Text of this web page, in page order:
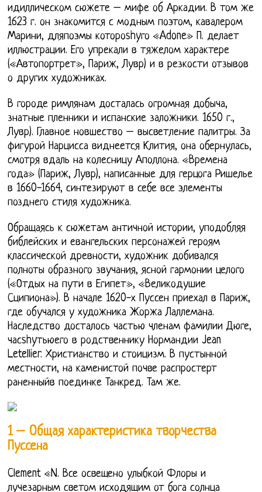
идиллическом сюжете – мифе об Аркадии. В том же
1623 г. он знакомится с модным поэтом, кавалером
Марини, дляпоэмы котороshyго «Adone» П. делает
иллюстрации. Его упрекали в тяжелом характере
(«Автопортрет», Париж, Лувр) и в резкости отзывов
о других художниках.
В городе римлянам досталась огромная добыча,
знатные пленники и испанские заложники. 1650 г.,
Лувр). Главное новшество – высветление палитры. За
фигурой Нарцисса виднеется Клития, она обернулась,
смотря вдаль на колесницу Аполлона. «Времена
года» (Париж, Лувр), написанные для герцога Ришелье
в 1660-1664, синтезируют в себе все элементы
позднего стиля художника.
Обращаясь к сюжетам античной истории, уподобляя
библейских и евангельских персонажей героям
классической древности, художник добивался
полноты образного звучания, ясной гармонии целого
(«Отдых на пути в Египет», «Великодушие
Сципиона»). В начале 1620-х Пуссен приехал в Париж,
где обучался у художника Жоржа Лаллемана.
Наследство досталось частью членам фамилии Дюге,
часshyтьюего в родственнику Нормандии Jean
Letellier. Христианство и стоицизм. В пустынной
местности, на каменистой почве распростерт
раненныйв поединке Танкред. Там же.
1 – Общая характеристика творчества
Пуссена
Clement «N. Все освещено улыбкой Флоры и
лучезарным светом исходящим от бога солнца